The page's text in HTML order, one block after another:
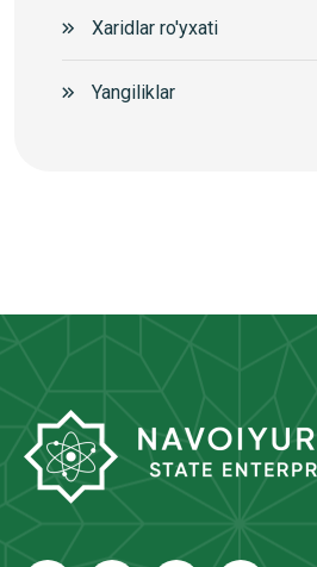
Xaridlar ro'yxati
Yangiliklar